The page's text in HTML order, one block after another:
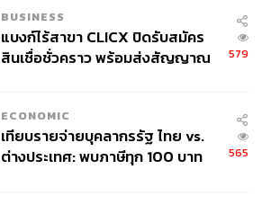
BUSINESS
แบงก์ไร้สาขา CLICX ปิดรับสมัคร
สินเชื่อชั่วคราว พร้อมส่งสัญญาณ
579
ECONOMIC
เทียบรายจ่ายบุคลากรรัฐ ไทย vs.
ต่างประเทศ: พบภาษีทุก 100 บาท
565